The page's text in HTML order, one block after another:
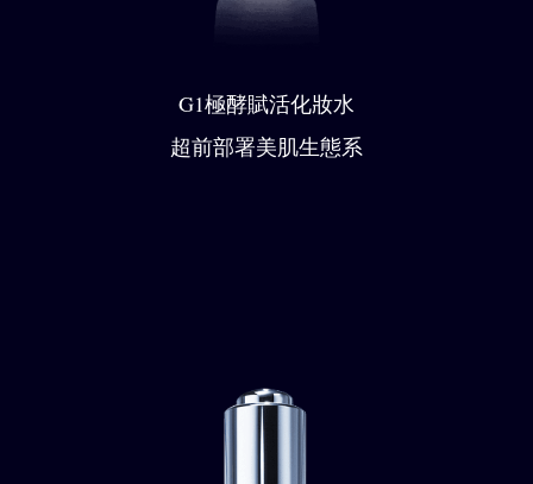
G1極酵賦活化妝水
超前部署美肌生態系